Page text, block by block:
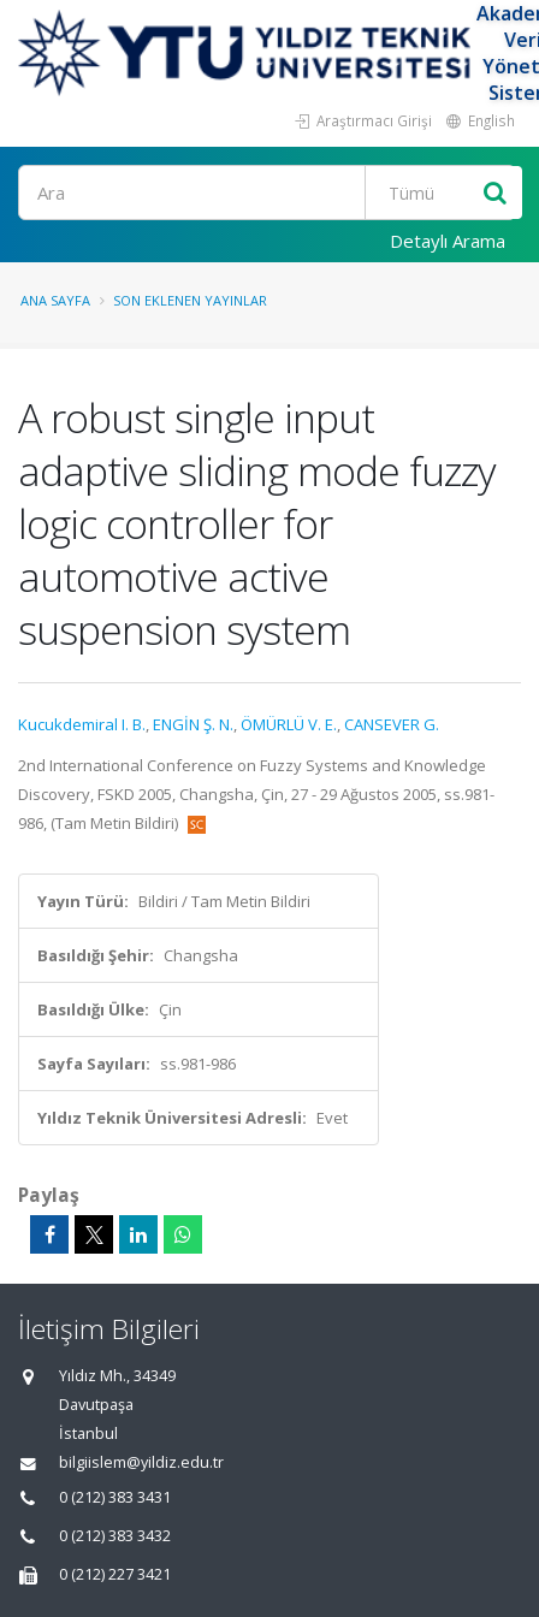
Araştırmacı Girişi English
Ara
Detaylı Arama
ANA SAYFA SON EKLENEN YAYINLAR
A robust single input
adaptive sliding mode fuzzy
logic controller for
automotive active
suspension system
Kucukdemiral I. B.,ENGİN Ş. N.,ÖMÜRLÜ V. E.,CANSEVER G.
2nd International Conference on Fuzzy Systems and Knowledge
Discovery, FSKD 2005, Changsha, Çin, 27 - 29 Ağustos 2005, ss.981-
986, (Tam Metin Bildiri)
Yayın Türü: Bildiri / Tam Metin Bildiri
Basıldığı Şehir: Changsha
Basıldığı Ülke: Çin
Sayfa Sayıları: ss.981-986
Yıldız Teknik Üniversitesi Adresli: Evet
Paylaş
İletişim Bilgileri
Yıldız Mh., 34349
Davutpaşa
İstanbul
bilgiislem@yildiz.edu.tr
0 (212) 383 3431
0 (212) 383 3432
0 (212) 227 3421